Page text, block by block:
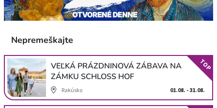
Nepremeškajte
VEĽKÁ PRÁZDNINOVÁ ZÁBAVA NA
ZÁMKU SCHLOSS HOF
Rakúsko 01.08. - 31.08.
TOP